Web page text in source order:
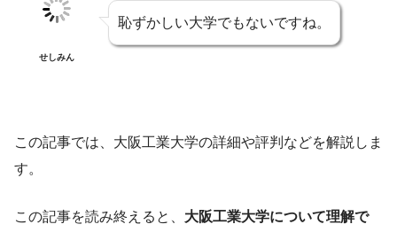
せしみん
恥ずかしい大学でもないですね。
この記事では、大阪工業大学の詳細や評判などを解説しま
す。
この記事を読み終えると、 大阪工業大学について理解で